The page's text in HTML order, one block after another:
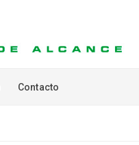
Contacto